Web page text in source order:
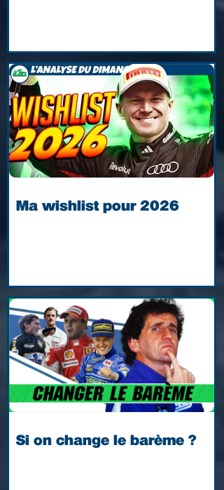
Ma wishlist pour 2026
Si on change le barème ?